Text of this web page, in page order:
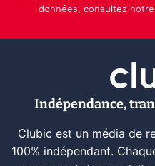
données, consultez notre
Indépendance,
Clubic est un média de
100% indépendant.